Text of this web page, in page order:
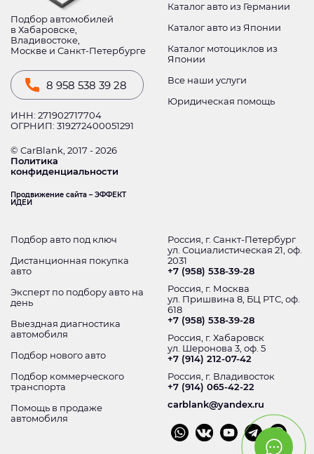
Подбор автомобилей
в Хабаровске,
Владивостоке,
Москве и Санкт-Петербурге
8 958 538 39 28
ИНН: 271902717704
ОГРНИП: 319272400051291
© CarBlank, 2017 - 2026
Политика
конфиденциальности
Продвижение сайта – ЭФФЕКТ
ИДЕИ
Каталог авто из Германии
Каталог авто из Японии
Каталог мотоциклов из
Японии
Все наши услуги
Юридическая помощь
Подбор авто под ключ
Дистанционная покупка
авто
Эксперт по подбору авто на
день
Выездная диагностика
автомобиля
Подбор нового авто
Подбор коммерческого
транспорта
Помощь в продаже
автомобиля
Россия, г. Санкт-Петербург
ул. Социалистическая 21, оф.
2031
+7 (958) 538-39-28
Россия, г. Москва
ул. Пришвина 8, БЦ РТС, оф.
618
+7 (958) 538-39-28
Россия, г. Хабаровск
ул. Шеронова 3, оф. 5
+7 (914) 212-07-42
Россия, г. Владивосток
+7 (914) 065-42-22
carblank@yandex.ru